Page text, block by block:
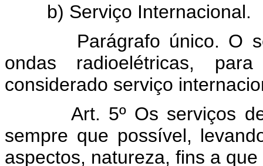
b) Serviço Internacional.
Parágrafo único. O
ondas radioelétricas,
considerado serviço
Art. 5º Os serviços de
sempre que possível,
aspectos, natureza, fins a